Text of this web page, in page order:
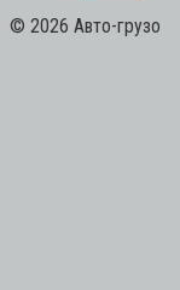
© 2026 Авто-грузо